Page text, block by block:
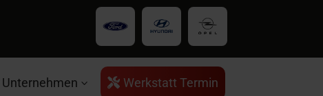
Unternehmen 3  Werkstatt Termin